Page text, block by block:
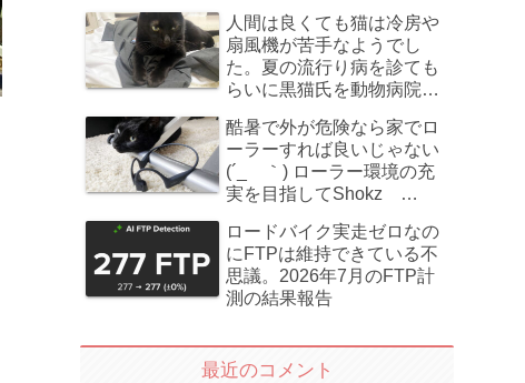
人間は良くても猫は冷房や
扇風機が苦手なようでし
た。夏の流行り病を診ても
らいに黒猫氏を動物病院へ
酷暑で外が危険なら家でロ
ーラーすれば良いじゃない
(´_ゝ｀) ローラー環境の充
実を目指してShokz
た
ロードバイク実走ゼロなの
にFTPは維持できている不
思議。2026年7月のFTP計
測の結果報告
最近のコメント